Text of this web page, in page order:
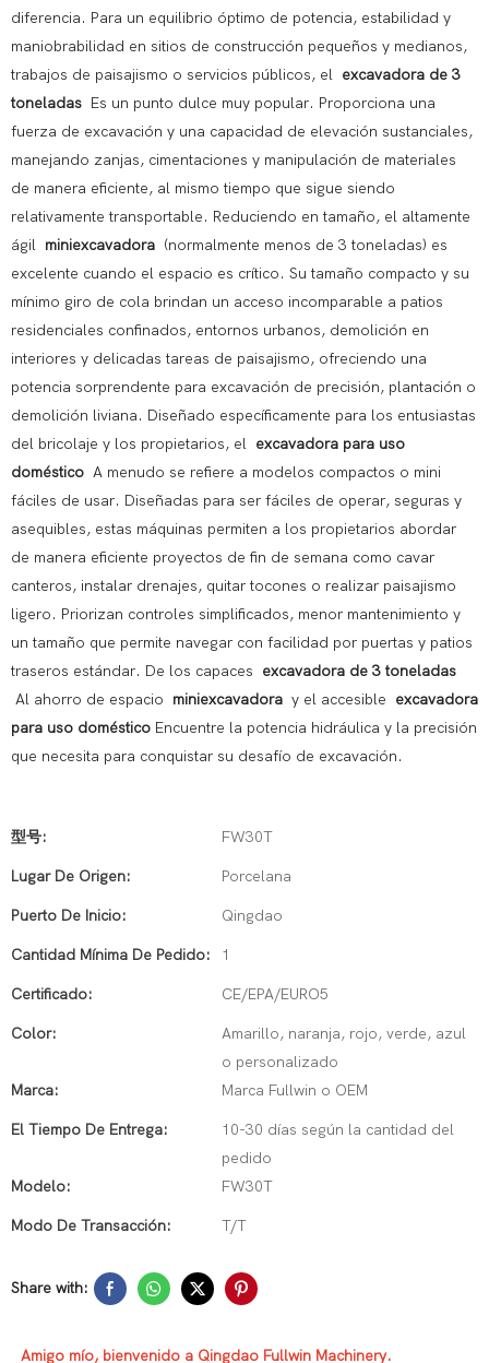
diferencia. Para un equilibrio óptimo de potencia, estabilidad y
maniobrabilidad en sitios de construcción pequeños y medianos,
trabajos de paisajismo o servicios públicos, el excavadora de 3
toneladas Es un punto dulce muy popular. Proporciona una
fuerza de excavación y una capacidad de elevación sustanciales,
manejando zanjas, cimentaciones y manipulación de materiales
de manera eficiente, al mismo tiempo que sigue siendo
relativamente transportable. Reduciendo en tamaño, el altamente
ágil miniexcavadora (normalmente menos de 3 toneladas) es
excelente cuando el espacio es crítico. Su tamaño compacto y su
mínimo giro de cola brindan un acceso incomparable a patios
residenciales confinados, entornos urbanos, demolición en
interiores y delicadas tareas de paisajismo, ofreciendo una
potencia sorprendente para excavación de precisión, plantación o
demolición liviana. Diseñado específicamente para los entusiastas
del bricolaje y los propietarios, el excavadora para uso
doméstico A menudo se refiere a modelos compactos o mini
fáciles de usar. Diseñadas para ser fáciles de operar, seguras y
asequibles, estas máquinas permiten a los propietarios abordar
de manera eficiente proyectos de fin de semana como cavar
canteros, instalar drenajes, quitar tocones o realizar paisajismo
ligero. Priorizan controles simplificados, menor mantenimiento y
un tamaño que permite navegar con facilidad por puertas y patios
traseros estándar. De los capaces excavadora de 3 toneladas
Al ahorro de espacio miniexcavadora y el accesible excavadora
para uso doméstico Encuentre la potencia hidráulica y la precisión
que necesita para conquistar su desafío de excavación.
型号: FW30T
Lugar De Origen: Porcelana
Puerto De Inicio: Qingdao
Cantidad Mínima De Pedido: 1
Certificado: CE/EPA/EURO5
Color:
Amarillo, naranja, rojo, verde, azul
o personalizado
Marca:
Marca Fullwin o OEM
El Tiempo De Entrega:
10-30 días según la cantidad del
pedido
Modelo:
FW30T
Modo De Transacción: T/T
Share with:
Amigo mío, bienvenido a Qingdao Fullwin Machinery.